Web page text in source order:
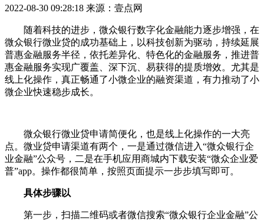
2022-08-30 09:28:18 来源：壹点网
随着科技的进步，微众银行数字化金融能力逐步增强，在
微众银行微业贷的成功基础上，以科技创新为驱动，持续延展
普惠金融服务半径，依托差异化、特色化的金融服务，推进普
惠金融服务实现广覆盖、深下沉、易获得的提质增效。尤其是
线上化操作，真正畅通了小微企业的融资渠道，有力推动了小
微企业快速稳步成长。
微众银行微业贷申请简便化，也是线上化操作的一大亮
点。微业贷申请渠道有两个，一是通过微信进入“微众银行企
业金融”公众号，二是在手机应用商城内下载安装“微众企业爱
普”app。操作都很简单，按照页面提示一步步填写即可。
具体步骤以
第一步，扫描二维码或者微信搜索“微众银行企业金融”公